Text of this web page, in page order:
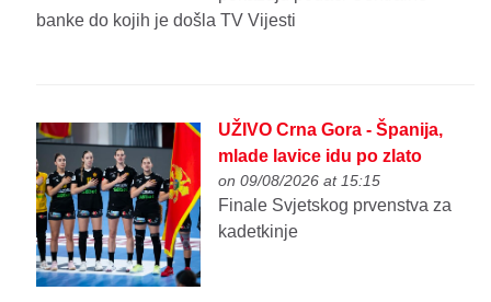
banke do kojih je došla TV Vijesti
UŽIVO Crna Gora - Španija,
mlade lavice idu po zlato
on 09/08/2026 at 15:15
Finale Svjetskog prvenstva za
kadetkinje